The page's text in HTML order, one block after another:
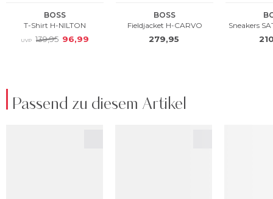
Passend zu diesem Artikel